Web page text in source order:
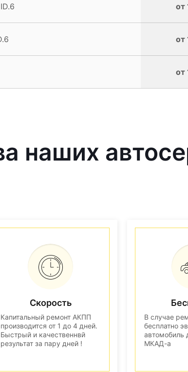
от
от
от
наших
Скорость
Капитальный ремонт АКПП
производится от 1 до 4 дней.
Быстрый и качественнвй
результат за пару дней !
В случае
бесплатно
автомобиль
МКАД-а